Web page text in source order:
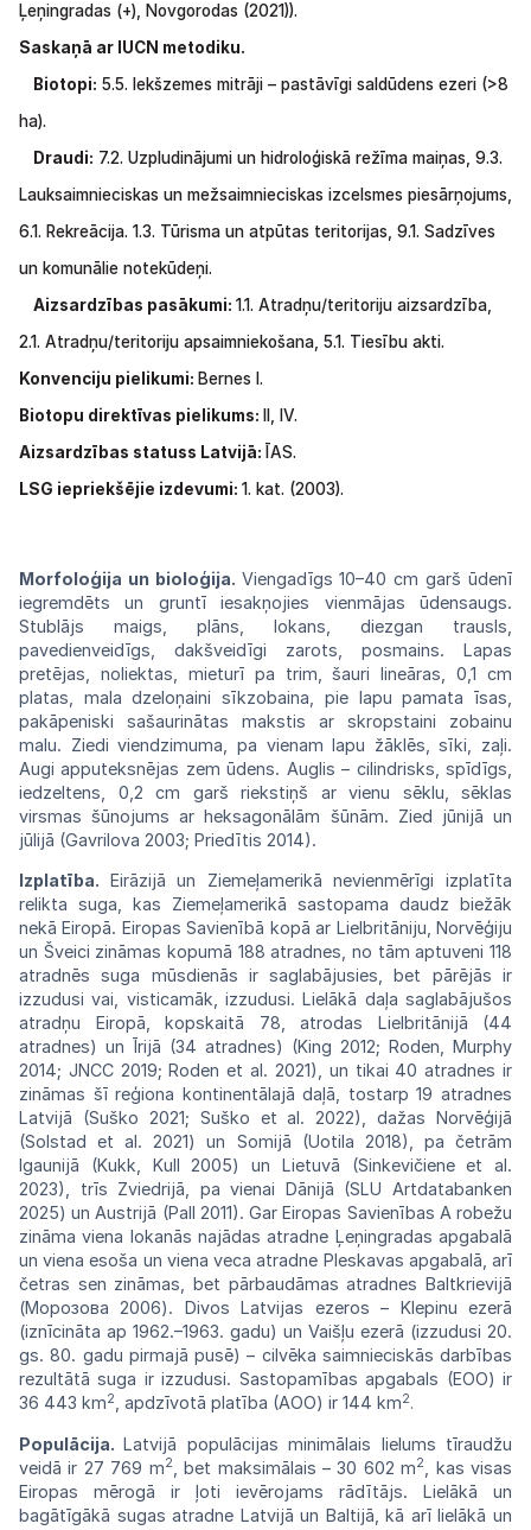
Ļeņingradas (+),
Novgorodas (2021)).
Saskaņā ar IUCN metodiku.
Biotopi: 5.5. Iekšzemes mitrāji – pastāvīgi saldūdens ezeri (>8
ha).
Draudi: 7.2. Uzpludinājumi un hidroloģiskā režīma maiņas, 9.3.
Lauksaimnieciskas un mežsaimnieciskas izcelsmes piesārņojums,
6.1. Rekreācija. 1.3. Tūrisma un atpūtas teritorijas, 9.1. Sadzīves
un komunālie notekūdeņi.
Aizsardzības pasākumi: 1.1. Atradņu/teritoriju aizsardzība,
2.1. Atradņu/teritoriju apsaimniekošana, 5.1. Tiesību akti.
Konvenciju pielikumi: Bernes I.
Biotopu direktīvas pielikums:
IV.
Aizsardzības statuss Latvijā: ĪAS.
LSG iepriekšējie izdevumi: 1. kat. (2003).
Morfoloģija un bioloģija. Viengadīgs 10–40 cmgarš ūdenī
iegremdēts un gruntīiesakņojies vienmājas ūdensaugs.
Stublājs maigs, plāns, lokans, diezgan
trausls,
pavedienveidīgs,
dakšveidīgi zarots, posmains. Lapas
pretējas, noliektas, mieturī pa trim, šauri lineāras, 0,1 cm
platas,
mala dzeloņaini sīkzobaina, pie lapu pamata īsas,
pakāpeniski sašaurinātas makstis ar skropstaini zobainu
malu. Ziedi viendzimuma, pa vienamlapu žāklēs, sīki, zaļi.
Augi apputeksnējas zemūdens. Auglis – cilindrisks, spīdīgs,
iedzeltens, 0,2 cm garš riekstiņš ar vienu sēklu, sēklas
virsmas šūnojums ar heksagonālām šūnām. Zied jūnijā un
jūlijā (Gavrilova 2003; Priedītis 2014).
Izplatība. Eirāzijāun Ziemeļamerikā nevienmērīgi izplatīta
relikta suga, kas Ziemeļamerikā sastopama daudz biežāk
nekā Eiropā. Eiropas Savienībā kopāar Lielbritāniju,Norvēģiju
un Šveici zināmaskopumā 188atradnes,no tām aptuveni 118
atradnēssuga mūsdienās ir saglabājusies, bet pārējās ir
izzudusivai, visticamāk, izzudusi. Lielākā daļasaglabājušos
atradņu Eiropā, kopskaitā 78, atrodas Lielbritānijā (44
atradnes) un Īrijā (34 atradnes) (King 2012; Roden, Murphy
2014; JNCC 2019;Rodenet al. 2021), un tikai 40atradnesir
zināmas šī reģiona kontinentālajādaļā, tostarp 19atradnes
Latvijā (Suško 2021; Suško et al. 2022), dažas Norvēģijā
(Solstad et al. 2021) un Somijā (Uotila 2018), pačetrām
Igaunijā (Kukk, Kull2005) un Lietuvā (Sinkevičieneet al.
2023), trīs Zviedrijā, pa vienai Dānijā (SLU Artdatabanken
2025) unAustrijā (Pall 2011). Gar Eiropas Savienības Arobežu
zināma viena lokanās najādasatradne Ļeņingradasapgabalā
un viena esoša un viena vecaatradne Pleskavas apgabalā, arī
četras sen zināmas, bet pārbaudāmas atradnesBaltkrievijā
(Морозова
2006). Divos Latvijas ezeros – Klepinuezerā
(iznīcināta ap 1962.–1963. gadu) un Vaišļu ezerā (izzudusi 20.
gs. 80. gadu pirmajā pusē) – cilvēka saimnieciskās darbības
rezultātāsuga ir izzudusi. Sastopamības apgabals (EOO)ir
36 443 km2, apdzīvotā platība (AOO) ir 144 km2.
Populācija.Latvijā populācijas minimālais lielums tīraudžu
veidā ir 27 769 m2 , bet maksimālais – 30 602m2
, kas visas
Eiropas mērogā ir ļoti ievērojams rādītājs. Lielākā un
bagātīgākā sugas atradne Latvijā un Baltijā, kā arī lielākā un